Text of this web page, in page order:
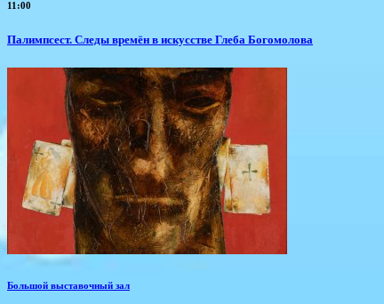
11:00
Палимпсест. Следы времён в искусстве Глеба Богомолова
Большой выставочный зал